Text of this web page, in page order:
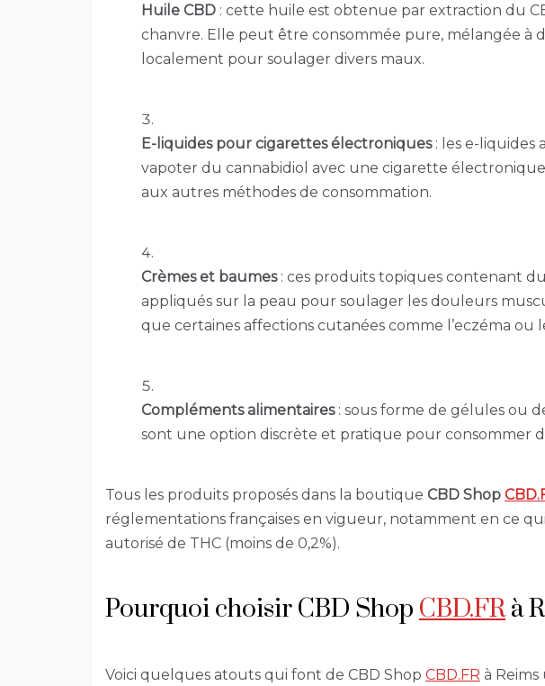
Huile CBD : cette huile est obtenue par extraction du
chanvre. Elle peut être consommée pure, mélangée à
localement pour soulager divers maux.
E-liquides pour cigarettes électroniques: les e-liquides
vapoter du cannabidiol avec une cigarette
aux autres méthodes de consommation.
Crèmes et baumes: ces produits topiques contenant
appliqués sur la peau pour soulager les douleurs
que certaines affections cutanées comme l’eczéma ou
Compléments alimentaires: sous forme de gélules ou
sont une option discrète et pratique pour consommer
Tous les produits proposés dans la boutique CBD Shop
réglementations françaises en vigueur, notamment en ce
autorisé de THC (moins de 0,2%).
Pourquoi choisir CBD Shop CBD.FRà
Voici quelques atouts qui font de CBD Shop CBD.FR à